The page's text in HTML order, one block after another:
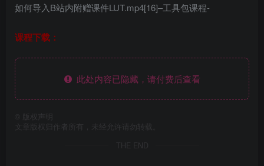
如何导入B站内附赠课件LUT.mp4[16]–工具包课程-
课程下载：
此处内容已隐藏，请付费后查看
版权声明
文章版权归作者所有，未经允许请勿转载。
THE END